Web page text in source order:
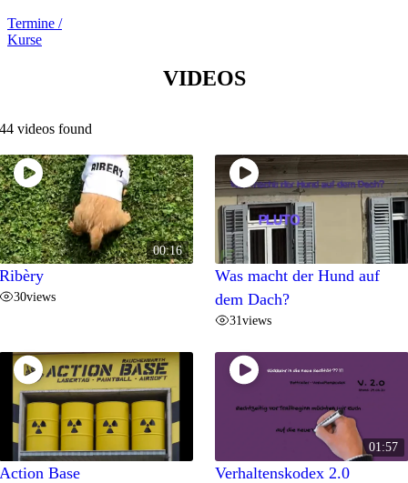
Termine /
Kurse
VIDEOS
44 videos found
00:16
Ribèry
30views
Was macht der Hund auf
dem Dach?
31views
Action Base
01:57
Verhaltenskodex 2.0